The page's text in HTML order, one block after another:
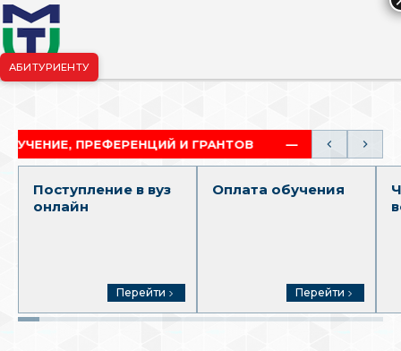
АБИТУРИЕНТУ
ПРЕФЕРЕНЦИЙ И ГРАНТОВ АКАДЕМИЧЕСКАЯ И
Поступление в вуз
онлайн
Перейти
Оплата обучения
Перейти